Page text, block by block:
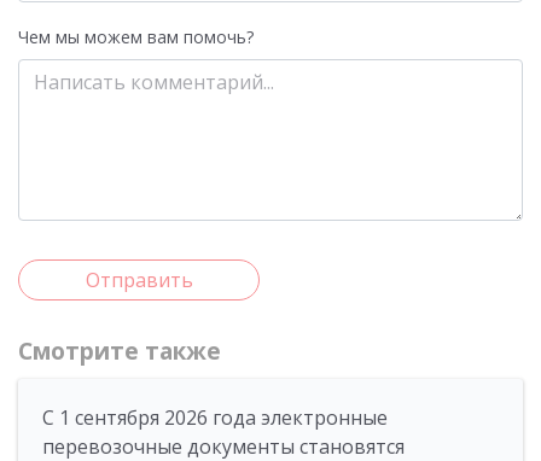
Чем мы можем вам помочь?
Отправить
Смотрите также
С 1 сентября 2026 года электронные
перевозочные документы становятся